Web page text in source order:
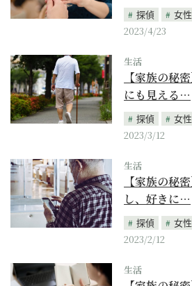
探偵
女
2023/4/23
生活
【家族の秘
にも見える…
探偵
女
2023/3/12
生活
【家族の秘
し、好きに…
探偵
女
2023/2/12
生活